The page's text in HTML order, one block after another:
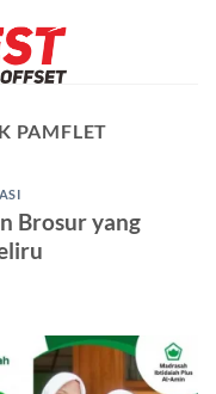
PAMFLET
Brosur yang